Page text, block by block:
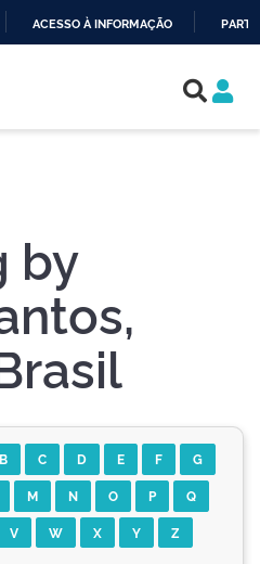
ACESSO À INFORMAÇÃO
by
B C D E F
G
M N O P
Q
V W X Y Z